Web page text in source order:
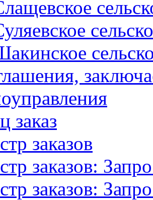
заказ
заказов
заказов:
заказов: